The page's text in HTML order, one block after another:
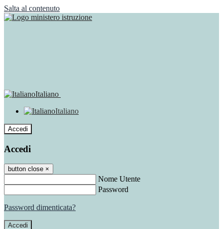
Salta al contenuto
Italiano
Italiano
Accedi
Accedi
button close ×
Nome Utente
Password
Password dimenticata?